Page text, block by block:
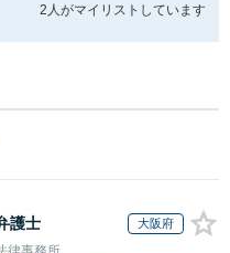
2人がマイリストしています
護士 大阪府